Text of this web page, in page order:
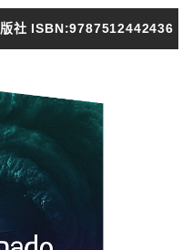
社 ISBN:9787512442436